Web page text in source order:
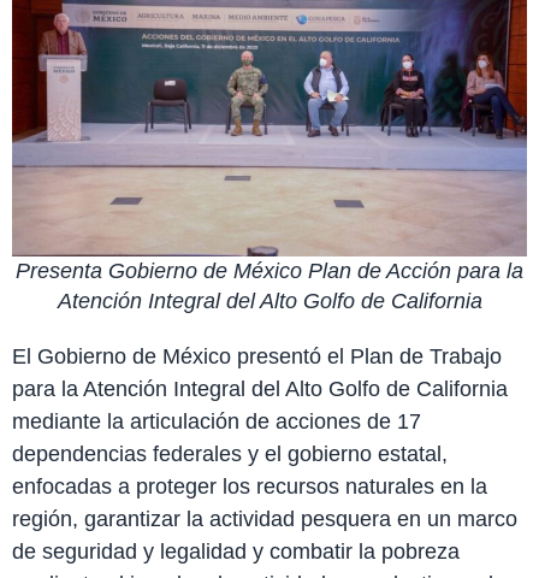
Presenta Gobierno de México Plan de Acción para la
Atención Integral del Alto Golfo de California
El Gobierno de México presentó el Plan de Trabajo
para la Atención Integral del Alto Golfo de California
mediante la articulación de acciones de 17
dependencias federales y el gobierno estatal,
enfocadas a proteger los recursos naturales en la
región, garantizar la actividad pesquera en un marco
de seguridad y legalidad y combatir la pobreza